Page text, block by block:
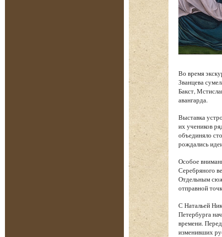
Во время
Званцева
Бакст,
авангарда.
Выставка
их учеников
объединяло
рождались
Особое
Серебряного
Отдельным
отправной
С Натальей
Петербурга
времени.
изменивших